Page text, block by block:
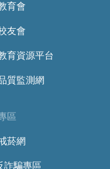
育會
友會
育資源平台
質監測網
區
菸網
詐騙專區